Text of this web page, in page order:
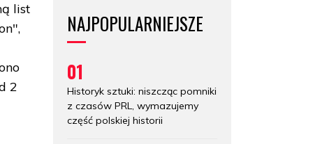
list
2
NAJPOPULARNIEJSZE
01
Historyk sztuki: niszcząc pomniki
z czasów PRL, wymazujemy
część polskiej historii